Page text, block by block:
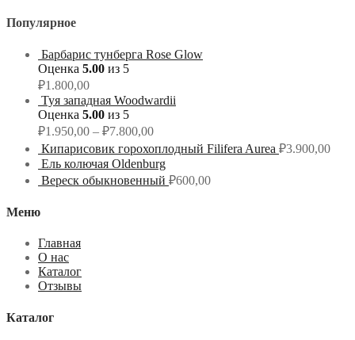
Популярное
Барбарис тунберга Rose Glow
Оценка 5.00 из 5
₽1.800,00
Туя западная Woodwardii
Оценка 5.00 из 5
₽1.950,00 – ₽7.800,00
Кипарисовик горохоплодный Filifera Aurea ₽3.900,00
Ель колючая Oldenburg
Вереск обыкновенный ₽600,00
Меню
Главная
О нас
Каталог
Отзывы
Каталог